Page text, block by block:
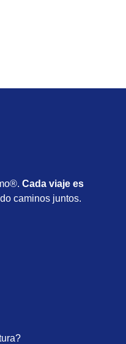
Cada viaje es
caminos juntos.